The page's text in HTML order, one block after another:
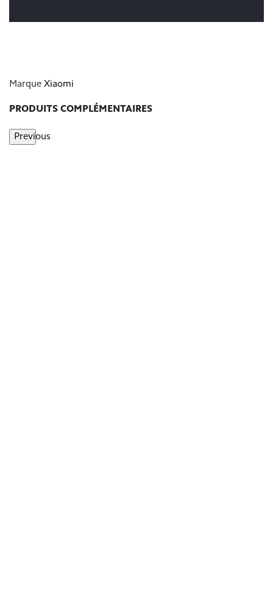
Marque Xiaomi
PRODUITS COMPLÉMENTAIRES
Previous